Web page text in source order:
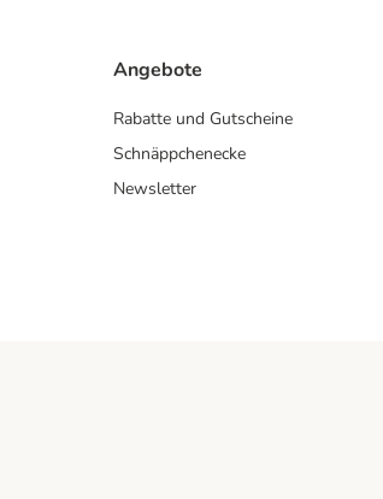
Angebote
Rabatte und Gutscheine
Schnäppchenecke
Newsletter